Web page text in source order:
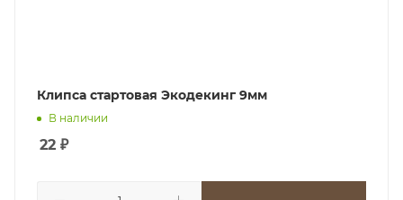
Клипса стартовая Экодекинг 9мм
В наличии
22 ₽